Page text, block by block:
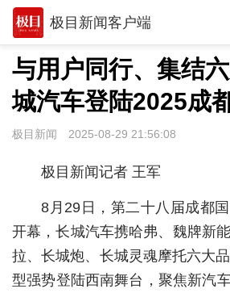
极目新闻客户端
推荐
观点
时政
世相
环球
与用户同行、集结
城汽车登陆2025成
极目新闻 2025-08-29 21:56:08
极目新闻记者 王军
8月29日，第二十八届成都
开幕，长城汽车携哈弗、魏牌新
拉、长城炮、长城灵魂摩托六大
型强势登陆西南舞台，聚焦新汽